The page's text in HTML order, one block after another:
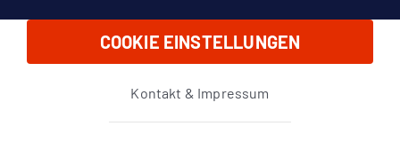
COOKIE EINSTELLUNGEN
Kontakt & Impressum